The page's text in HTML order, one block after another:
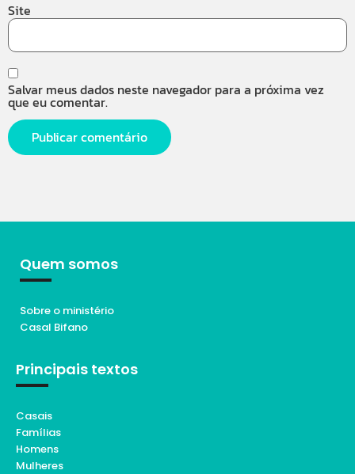
Site
Salvar meus dados neste navegador para a próxima vez
que eu comentar.
Quem somos
Sobre o ministério
Casal Bifano
Principais textos
Casais
Famílias
Homens
Mulheres